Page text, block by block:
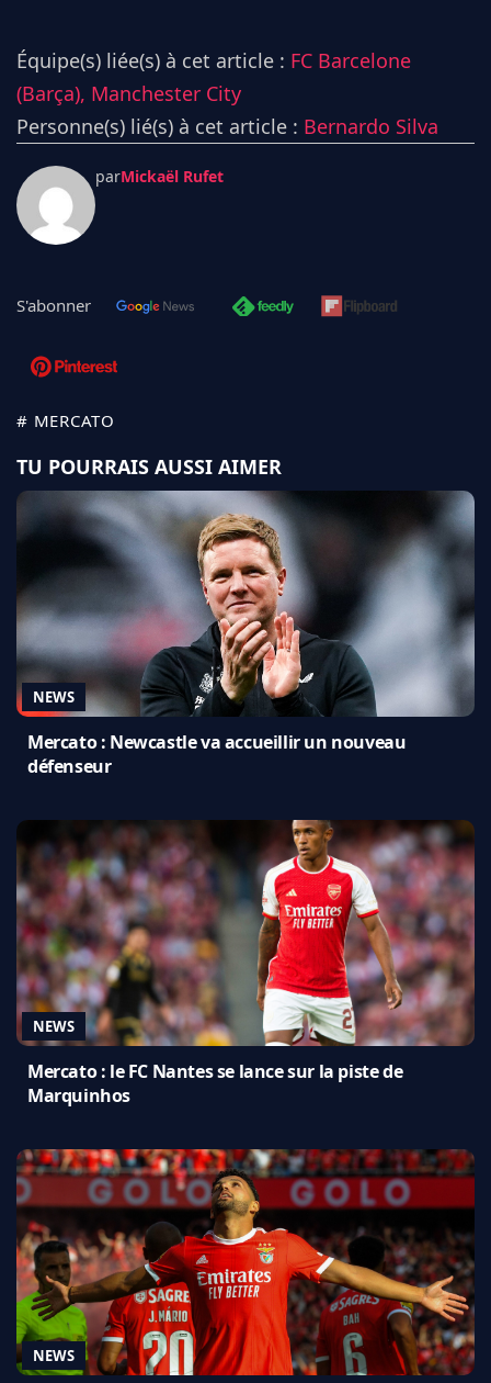
Équipe(s) liée(s) à cet article : FC Barcelone
(Barça), Manchester City
Personne(s) lié(s) à cet article : Bernardo Silva
parMickaël Rufet
S'abonner
# MERCATO
TU POURRAIS AUSSI AIMER
NEWS
Mercato : Newcastle va accueillir un nouveau
défenseur
NEWS
Mercato : le FC Nantes se lance sur la piste de
Marquinhos
NEWS